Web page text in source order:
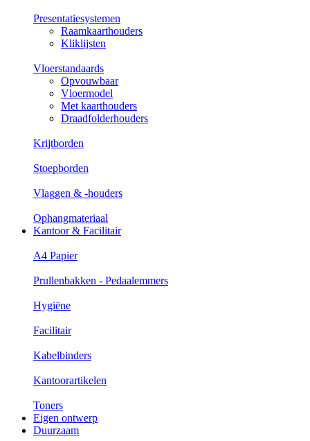
Presentatiesystemen
Raamkaarthouders
Kliklijsten
Vloerstandaards
Opvouwbaar
Vloermodel
Met kaarthouders
Draadfolderhouders
Krijtborden
Stoepborden
Vlaggen & -houders
Ophangmateriaal
Kantoor & Facilitair
A4 Papier
Prullenbakken - Pedaalemmers
Hygiëne
Facilitair
Kabelbinders
Kantoorartikelen
Toners
Eigen ontwerp
Duurzaam